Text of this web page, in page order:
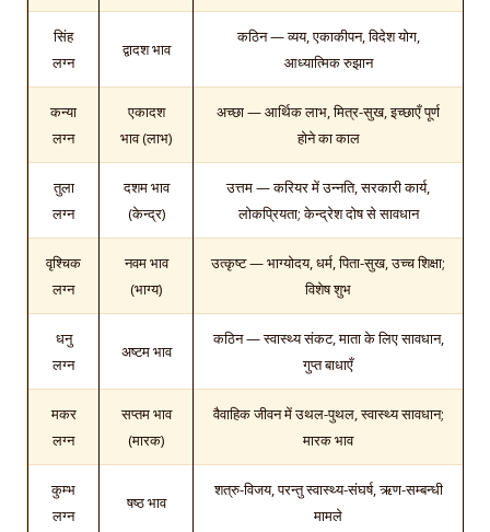
सिंह
लग्न
द्वादश भाव
कठिन — व्यय, एकाकीपन, विदेश योग,
आध्यात्मिक रुझान
कन्या
लग्न
एकादश
भाव (लाभ)
अच्छा — आर्थिक लाभ, मित्र-सुख, इच्छाएँ पूर्ण
होने का काल
तुला
लग्न
दशम भाव
(केन्द्र)
उत्तम — करियर में उन्नति, सरकारी कार्य,
लोकप्रियता; केन्द्रेश दोष से सावधान
वृश्चिक
लग्न
नवम भाव
(भाग्य)
उत्कृष्ट — भाग्योदय, धर्म, पिता-सुख, उच्च शिक्षा;
विशेष शुभ
धनु
लग्न
अष्टम भाव
कठिन — स्वास्थ्य संकट, माता के लिए सावधान,
गुप्त बाधाएँ
मकर
लग्न
सप्तम भाव
(मारक)
वैवाहिक जीवन में उथल-पुथल, स्वास्थ्य सावधान;
मारक भाव
कुम्भ
लग्न
षष्ठ भाव
शत्रु-विजय, परन्तु स्वास्थ्य-संघर्ष, ऋण-सम्बन्धी
मामले